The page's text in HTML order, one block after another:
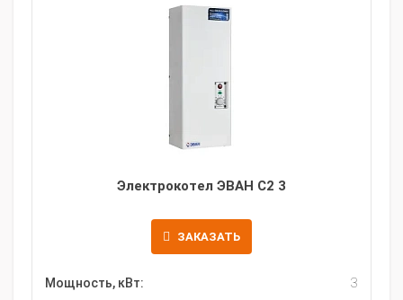
Электрокотел ЭВАН С2 3
ЗАКАЗАТЬ
Мощность, кВт:
3